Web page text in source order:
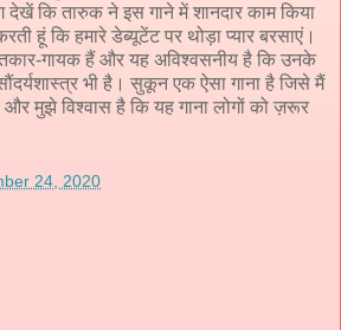
देखें कि तारुक ने इस गाने में शानदार काम किया
हूं कि हमारे डेब्यूटेंट पर थोड़ा प्यार बरसाएं।
गायक हैं और यह अविश्वसनीय है कि उनके
भी है। सुकून एक ऐसा गाना है जिसे मैं
मुझे विश्वास है कि यह गाना लोगों को ज़रूर
24, 2020